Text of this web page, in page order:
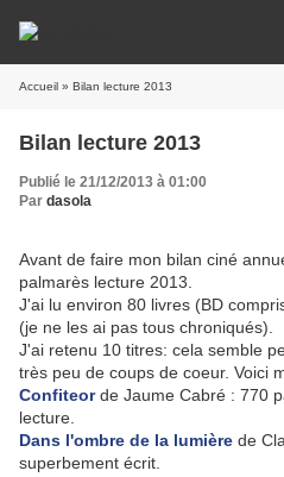
Accueil » Bilan lecture 2013
Bilan lecture 2013
Publié le 21/12/2013 à 01:00
Par dasola
Avant de faire mon bilan ciné
palmarès lecture 2013.
J'ai lu environ 80 livres (BD
(je ne les ai pas tous chroniqués).
J'ai retenu 10 titres: cela semble
très peu de coups de coeur. Voici
Confiteorde Jaume Cabré : 770
lecture.
Dans l'ombre de la lumière de
superbement écrit.